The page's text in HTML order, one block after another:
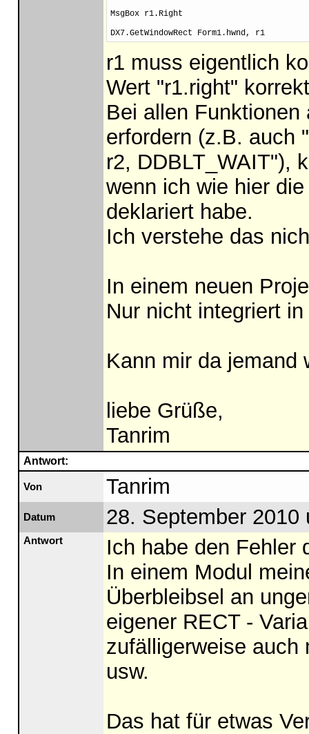
MsgBox r1.Right
DX7.GetWindowRect Form1.hwnd, r1
r1 muss eigentlich
Wert "r1.right"
Bei allen Funktionen
erfordern (z.B. auch
r2, DDBLT_WAIT"),
wenn ich wie hier
deklariert habe.
Ich verstehe das
In einem neuen
Nur nicht integriert
Kann mir da jemand
liebe Grüße,
Tanrim
Antwort:
Von Tanrim
Datum 28. September 2010
Antwort
Ich habe den Fehler
In einem Modul
Überbleibsel an
eigener RECT -
zufälligerweise auch
usw.
Das hat für etwas